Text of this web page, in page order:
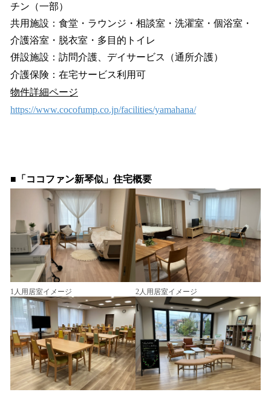
チン（一部）
共用施設：食堂・ラウンジ・相談室・洗濯室・個浴室・
介護浴室・脱衣室・多目的トイレ
併設施設：訪問介護、デイサービス（通所介護）
介護保険：在宅サービス利用可
物件詳細ページ
https://www.cocofump.co.jp/facilities/yamahana/
■「ココファン新琴似」住宅概要
1人用居室イメージ 2人用居室イメージ